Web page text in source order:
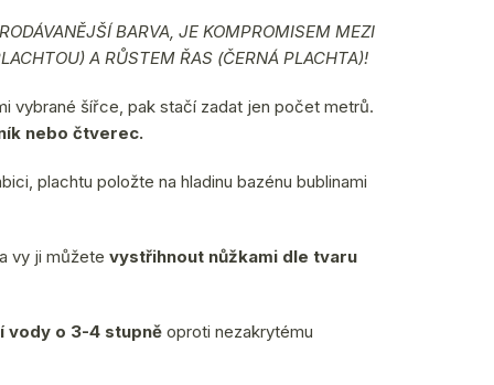
BARVA, JE KOMPROMISEM MEZI
A RŮSTEM ŘAS (ČERNÁ PLACHTA)!
vybrané šířce, pak stačí zadat jen počet metrů.
nebo čtverec.
plachtu položte na hladinu bazénu bublinami
vy ji můžete vystřihnout nůžkami dle tvaru
vody o 3-4 stupně oproti nezakrytému